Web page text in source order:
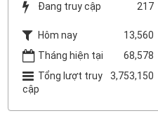
Đang truy cập 217
Hôm nay
13,560
Tháng hiện tại
68,578
Tổng lượt truy
cập
3,753,150